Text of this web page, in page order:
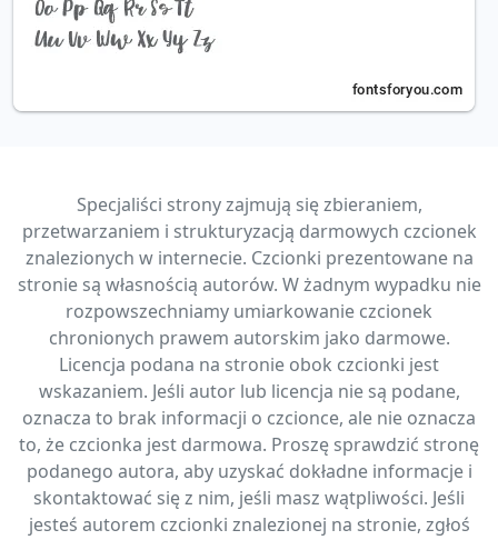
Specjaliści strony zajmują się zbieraniem,
przetwarzaniem i strukturyzacją darmowych czcionek
znalezionych w internecie. Czcionki prezentowane na
stronie są własnością autorów. W żadnym wypadku nie
rozpowszechniamy umiarkowanie czcionek
chronionych prawem autorskim jako darmowe.
Licencja podana na stronie obok czcionki jest
wskazaniem. Jeśli autor lub licencja nie są podane,
oznacza to brak informacji o czcionce, ale nie oznacza
to, że czcionka jest darmowa. Proszę sprawdzić stronę
podanego autora, aby uzyskać dokładne informacje i
skontaktować się z nim, jeśli masz wątpliwości. Jeśli
jesteś autorem czcionki znalezionej na stronie, zgłoś